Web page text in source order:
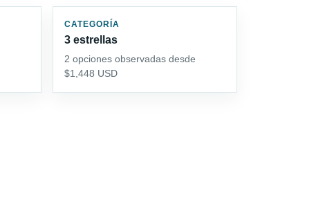
CATEGORÍA
3 estrellas
2 opciones observadas desde
$1,448 USD